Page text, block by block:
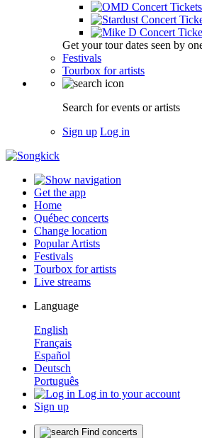
Get your tour dates seen by
Festivals
Tourbox for artists
Search for events or artists
Sign up Log in
Get the app
Home
Québec concerts
Change location
Popular Artists
Festivals
Tourbox for artists
Live streams
Language
English
Français
Español
Deutsch
Português
Log in to your account
Sign up
Find concerts